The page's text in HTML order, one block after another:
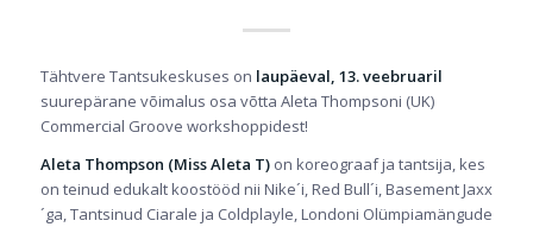
Tähtvere Tantsukeskuses on laupäeval, 13. veebruaril
suurepärane võimalus osa võtta Aleta Thompsoni (UK)
Commercial Groove workshoppidest!
Aleta Thompson (Miss Aleta T)on koreograaf ja tantsija, kes
on teinud edukalt koostööd nii Nike´i, Red Bull´i, Basement Jaxx
´ga, Tantsinud Ciarale ja Coldplayle, Londoni Olümpiamängude